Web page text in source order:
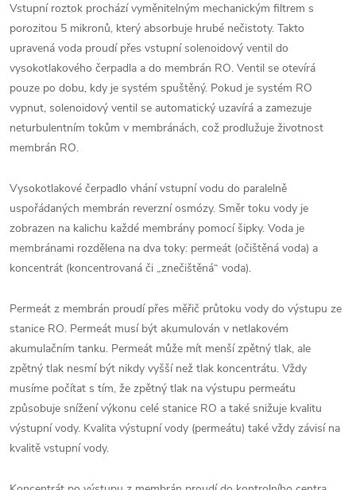
Vstupní roztok prochází vyměnitelným mechanickým filtrem s
porozitou 5 mikronů, který absorbuje hrubé nečistoty. Takto
upravená voda proudí přes vstupní solenoidový ventil do
vysokotlakového čerpadla a do membrán RO. Ventil se otevírá
pouze po dobu, kdy je systém spuštěný. Pokud je systém RO
vypnut, solenoidový ventil se automatický uzavírá a zamezuje
neturbulentním tokům v membránách, což prodlužuje životnost
membrán RO.
Vysokotlakové čerpadlo vhání vstupní vodu do paralelně
uspořádaných membrán reverzní osmózy. Směr toku vody je
zobrazen na kalichu každé membrány pomocí šipky. Voda je
membránami rozdělena na dva toky: permeát (očištěná voda) a
koncentrát (koncentrovaná či „znečištěná“ voda).
Permeát z membrán proudí přes měřič průtoku vody do výstupu ze
stanice RO. Permeát musí být akumulován v netlakovém
akumulačním tanku. Permeát může mít menší zpětný tlak, ale
zpětný tlak nesmí být nikdy vyšší než tlak koncentrátu. Vždy
musíme počítat s tím, že zpětný tlak na výstupu permeátu
způsobuje snížení výkonu celé stanice RO a také snižuje kvalitu
výstupní vody. Kvalita výstupní vody (permeátu) také vždy závisí na
kvalitě vstupní vody.